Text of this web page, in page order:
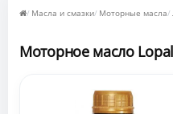
Масла и смазки Моторные масла
Моторное масло Lopal